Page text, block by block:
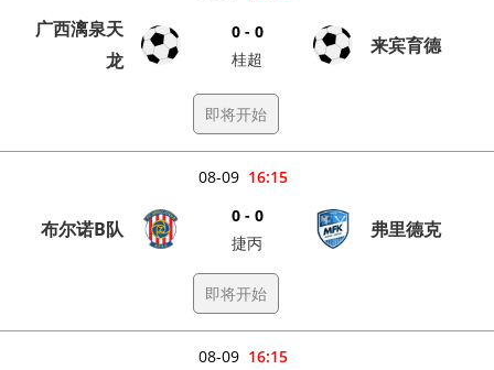
广西漓泉天
龙
0 - 0
桂超
来宾育德
即将开始
16:15
08-09
布尔诺B队
0 - 0
捷丙
弗里德克
即将开始
16:15
08-09